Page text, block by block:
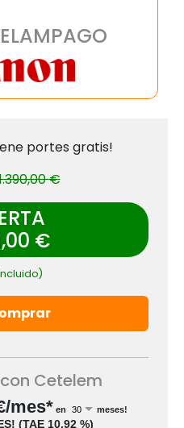
portes gratis!
€
€
Cetelem
mes* en meses!
(TAE 10,92 %)